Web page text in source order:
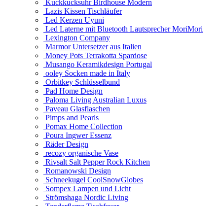
Kuckkucksuhr Birdhouse Modern
Lazis Kissen Tischläufer
Led Kerzen Uyuni
Led Laterne mit Bluetooth Lautsprecher MoriMori
Lexington Company
Marmor Untersetzer aus Italien
Money Pots Terrakotta Spardose
Musango Keramikdesign Portugal
ooley Socken made in Italy
Orbitkey Schlüsselbund
Pad Home Design
Paloma Living Australian Luxus
Paveau Glasflaschen
Pimps and Pearls
Pomax Home Collection
Poura Ingwer Essenz
Räder Design
recozy organische Vase
Rivsalt Salt Pepper Rock Kitchen
Romanowski Design
Schneekugel CoolSnowGlobes
Sompex Lampen und Licht
Strömshaga Nordic Living